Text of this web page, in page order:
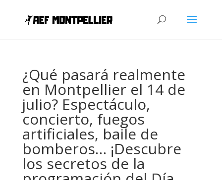
¿Qué pasará realmente
en Montpellier el 14 de
julio? Espectáculo,
concierto, fuegos
artificiales, baile de
bomberos… ¡Descubre
los secretos de la